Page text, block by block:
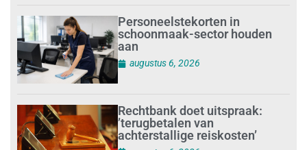
Personeelstekorten in
schoonmaak-sector houden
aan
augustus 6, 2026
Rechtbank doet uitspraak:
’terugbetalen van
achterstallige reiskosten’